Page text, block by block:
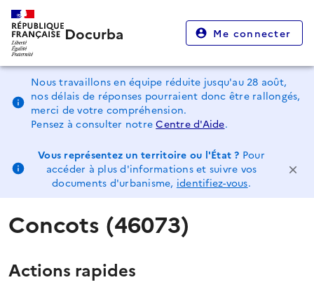
Docurba Me connecter
Nous travaillons en équipe réduite jusqu'au 28 août,
nos délais de réponses pourraient donc être rallongés,
merci de votre compréhension.
Pensez à consulter notreCentre d'Aide.
Vous représentez un territoire ou l'État ? Pour
accéder à plus d'informations et suivre vos
documents d'urbanisme, identifiez-vous.
Concots (46073)
Actions rapides